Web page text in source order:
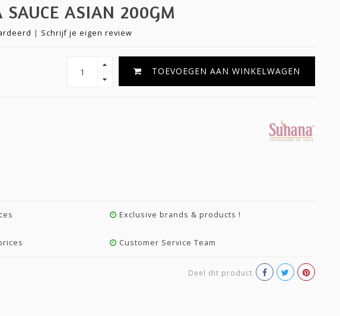
SAUCE ASIAN 200GM
| Schrijf je eigen review
TOEVOEGEN AAN WINKELWAGEN
Exclusive brands & products !
Customer Service Team
Deel dit product